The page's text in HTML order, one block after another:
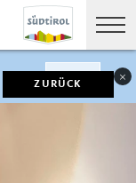
ZURÜCK
SHOW